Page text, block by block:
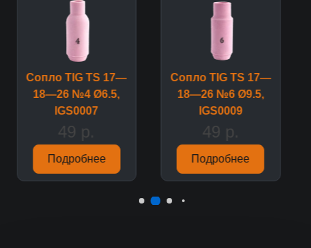
Сопло TIG TS 17—
18—26 №4 Ø6.5,
IGS0007
49 р.
Подробнее
Сопло TIG TS 17—
18—26 №6 Ø9.5,
IGS0009
49 р.
Подробнее